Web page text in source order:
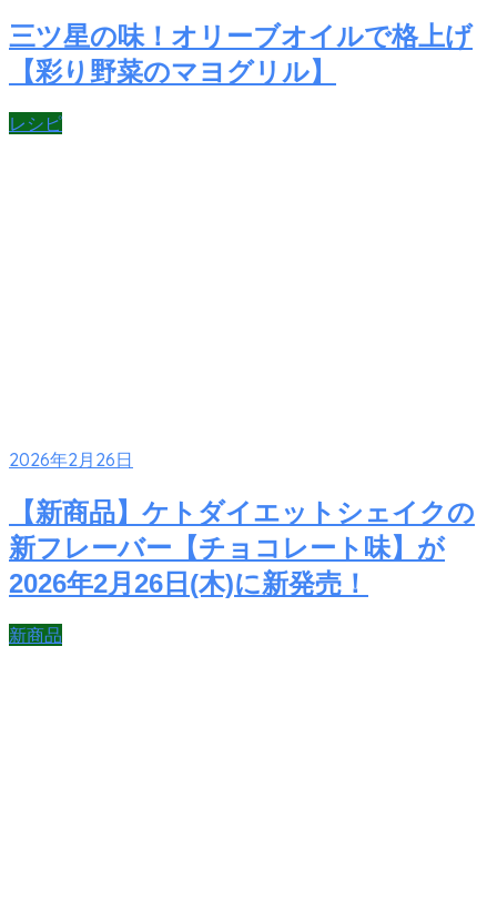
三ツ星の味！オリーブオイルで格上げ
【彩り野菜のマヨグリル】
レシピ
2026年2月26日
【新商品】ケトダイエットシェイクの
新フレーバー【チョコレート味】が
2026年2月26日(木)に新発売！
新商品